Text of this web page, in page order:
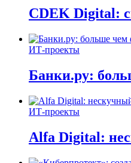
CDEK Digital:
ИТ-проекты
Банки.ру:
ИТ-проекты
Alfa Digital: